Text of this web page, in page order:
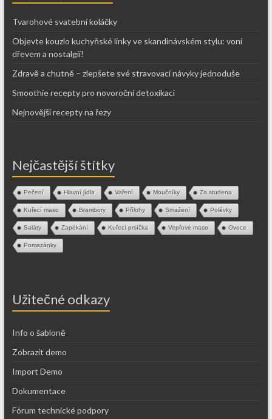
Tvarohové svatební koláčky
Objevte kouzlo kuchyňské linky ve skandinávském stylu: voní
dřevem a nostalgií!
Zdravě a chutně – zlepšete své stravovací návyky jednoduše
Smoothie recepty pro novoroční detoxikaci
Nejnovější recepty na řezy
Nejčastější štítky
Pečení Hlavní jídla Vaření Moučníky Za studena
Kuřecí maso Brambory Přílohy Smažení Polévky
Saláty Zapékání Kuřecí prsíčka Vepřové maso Ovoce
Pomazánky
Užitečné odkazy
Info o šabloně
Zobrazit demo
Import Demo
Dokumentace
Fórum technické podpory